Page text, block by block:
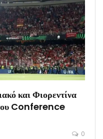
και Φιορεντίνα
του Conference
0